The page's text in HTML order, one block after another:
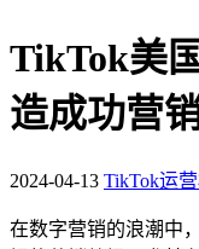
TikTok美
造成功营
2024-04-13 TikTok运
在数字营销的浪潮中